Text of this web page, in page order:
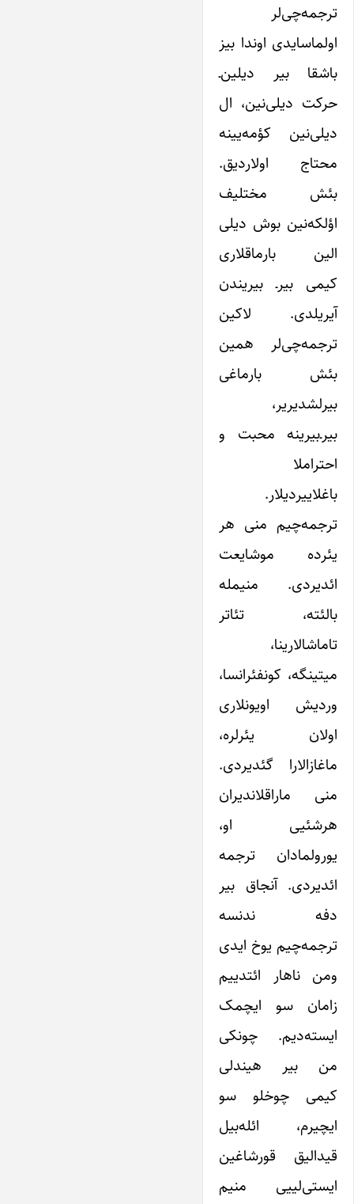
ترجمه‌چی‌لر
اولماسایدی اوندا بیز
باشقا بیر دیلین‌ـ‌
حرکت دیلی‌نین، ال
دیلی‌نین کؤمه‌یینه
محتاج اولاردیق.
بئش مختلیف
اؤلکه‌نین بوش دیلی
الین بارماقلاری
کیمی بیر‌ـ‌ بیریندن
آیریلدی. لاکین
ترجمه‌چی‌لر همین
بئش بارماغی
بیرلشدیریر،
بیر‌ـ‌بیرینه محبت و
احتراملا
باغلاییردیلار.
ترجمه‌چیم منی هر
یئرده موشایعت
ائدیردی. منیمله
بالئته، تئاتر
تاماشالارینا،
میتینگه، کونفئرانسا،
وردیش اویونلاری
اولان یئرلره،
ماغازالارا گئدیردی.
منی ماراقلاندیران
هرشئیی او،
یورولمادان ترجمه
ائدیردی. آنجاق بیر
دفه ندنسه
ترجمه‌چیم یوخ ایدی
ومن ناهار ائتدییم
زامان سو ایچمک
ایسته‌دیم. چونکی
من بیر هیندلی
کیمی چوخلو سو
ایچیرم، ائله‌بیل
قیدالیق قورشاغین
ایستی‌لییی منیم